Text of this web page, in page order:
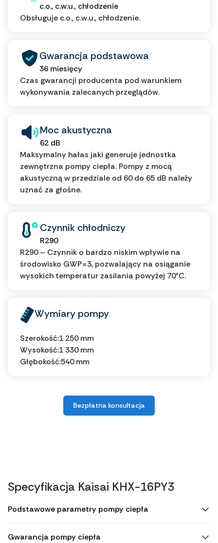
c.o., c.w.u., chłodzenie
Obsługuje c.o., c.w.u., chłodzenie.
Gwarancja podstawowa
36 miesięcy
Czas gwarancji producenta pod warunkiem
wykonywania zalecanych przeglądów.
Moc akustyczna
62 dB
Maksymalny hałas jaki generuje jednostka
zewnętrzna pompy ciepła. Pompy z mocą
akustyczną w przedziale od 60 do 65 dB należy
uznać za głośne.
Czynnik chłodniczy
R290
R290 – Czynnik o bardzo niskim wpływie na
środowisko GWP=3, pozwalający na osiąganie
wysokich temperatur zasilania powyżej 70°C.
Wymiary pompy
Szerokość:1 250 mm
Wysokość:1 330 mm
Głębokość:540 mm
Bezpłatna konsultacja
Specyfikacja Kaisai KHX-16PY3
Podstawowe parametry pompy ciepła
Gwarancja pompy ciepła